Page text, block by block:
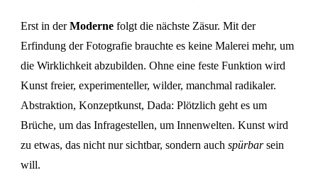
Erst in derModerne folgt die nächste Zäsur. Mit der
Erfindung der Fotografie brauchte es keine Malerei mehr, um
die Wirklichkeit abzubilden. Ohne eine feste Funktion wird
Kunst freier, experimenteller, wilder, manchmal radikaler.
Abstraktion, Konzeptkunst, Dada: Plötzlich geht es um
Brüche, um das Infragestellen, um Innenwelten. Kunst wird
zu etwas, das nicht nur sichtbar, sondern auch spürbarsein
will.